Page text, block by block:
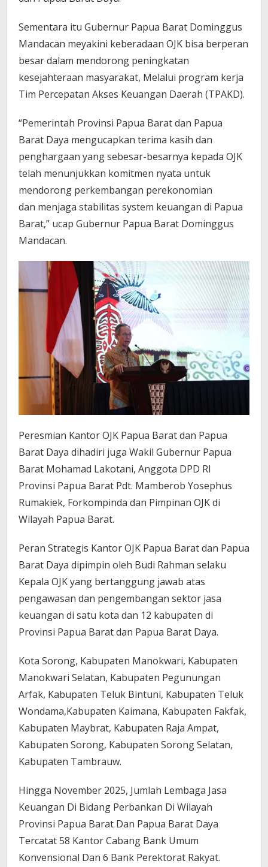
Sementara itu Gubernur Papua Barat Dominggus
Mandacan meyakini keberadaan OJK bisa berperan
besar dalam mendorong peningkatan
kesejahteraan masyarakat, Melalui program kerja
Tim Percepatan Akses Keuangan Daerah (TPAKD).
“Pemerintah Provinsi Papua Barat dan Papua
Barat Daya mengucapkan terima kasih dan
penghargaan yang sebesar-besarnya kepada OJK
telah menunjukkan komitmen nyata untuk
mendorong perkembangan perekonomian
dan menjaga stabilitas system keuangan di Papua
Barat,” ucap Gubernur Papua Barat Dominggus
Mandacan.
Peresmian Kantor OJK Papua Barat dan Papua
Barat Daya dihadiri juga Wakil Gubernur Papua
Barat Mohamad Lakotani, Anggota DPD RI
Provinsi Papua Barat Pdt. Mamberob Yosephus
Rumakiek, Forkompinda dan Pimpinan OJK di
Wilayah Papua Barat.
Peran Strategis Kantor OJK Papua Barat dan Papua
Barat Daya dipimpin oleh Budi Rahman selaku
Kepala OJK yang bertanggung jawab atas
pengawasan dan pengembangan sektor jasa
keuangan di satu kota dan 12 kabupaten di
Provinsi Papua Barat dan Papua Barat Daya.
Kota Sorong, Kabupaten Manokwari, Kabupaten
Manokwari Selatan, Kabupaten Pegunungan
Arfak, Kabupaten Teluk Bintuni, Kabupaten Teluk
Wondama,Kabupaten Kaimana, Kabupaten Fakfak,
Kabupaten Maybrat, Kabupaten Raja Ampat,
Kabupaten Sorong, Kabupaten Sorong Selatan,
Kabupaten Tambrauw.
Hingga November 2025, Jumlah Lembaga Jasa
Keuangan Di Bidang Perbankan Di Wilayah
Provinsi Papua Barat Dan Papua Barat Daya
Tercatat 58 Kantor Cabang Bank Umum
Konvensional Dan 6 Bank Perektorat Rakyat.